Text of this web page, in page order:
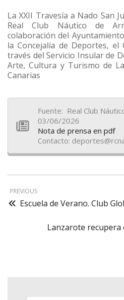
La XXII Travesía a Nado San
Real Club Náutico de
colaboración del
la Concejalía de Deportes, el
través del Servicio Insular de
Arte, Cultura y Turismo de
Canarias
Fuente: Real Club
03/06/2026
Nota de prensa en pdf
Contacto:
PREVIOUS
Escuela de Verano. Club
Lanzarote recupera